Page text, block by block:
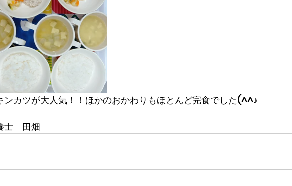
ンカツが大人気！！ほかのおかわりもほとんど完食でした(^^♪
士　田畑